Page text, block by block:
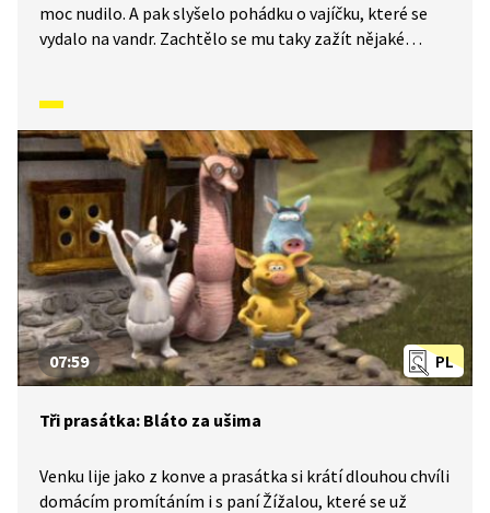
moc nudilo. A pak slyšelo pohádku o vajíčku, které se
vydalo na vandr. Zachtělo se mu taky zažít nějaké
Podívejte se sami. Nezbednou pohádku doprovázenou
domácím loutkovým divadlem předčítá Josef Dvořák
a je simultánně tlumočena do znakového jazyka.
PL
07:59
Tři prasátka: Bláto za ušima
Venku lije jako z konve a prasátka si krátí dlouhou chvíli
domácím promítáním i s paní Žížalou, které se už